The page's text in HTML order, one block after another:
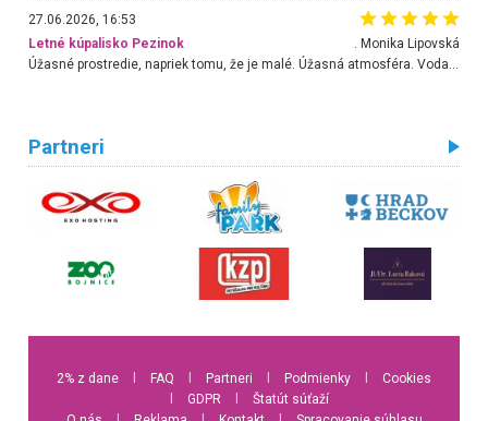
27.06.2026, 16:53
Letné kúpalisko Pezinok
. Monika Lipovská
Partneri
2% z dane FAQ Partneri Podmienky
Cookies
GDPR
Štatút súťaží